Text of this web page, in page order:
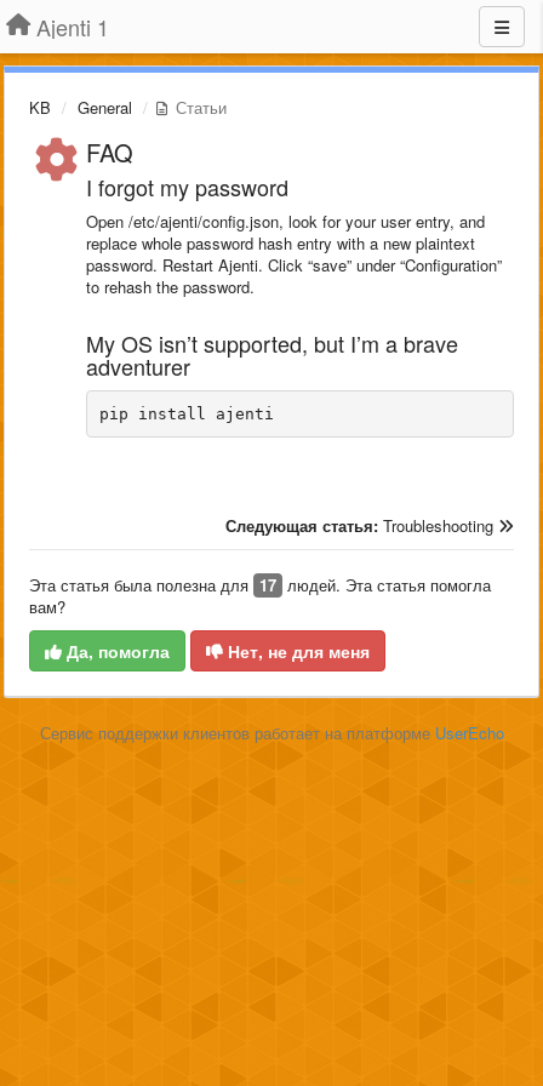
Ajenti 1
KB General Статьи
FAQ
I forgot my password
Open /etc/ajenti/config.json, look for your user entry, and
replace whole password hash entry with a new plaintext
password. Restart Ajenti. Click “save” under “Configuration”
to rehash the password.
My OS isn’t supported, but I’m a brave
adventurer
pip install ajenti
Следующая статья: Troubleshooting
Эта статья была полезна для 17 людей. Эта статья помогла
вам?
Да, помогла Нет, не для меня
Сервис поддержки клиентов работает на платформе UserEcho